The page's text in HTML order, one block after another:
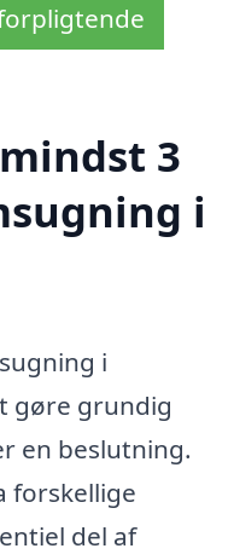
3
i
i
gøre grundig
en beslutning.
forskellige
del af